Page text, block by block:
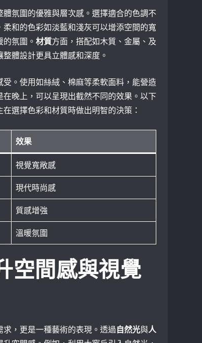
氛圍的優雅與層次感。選擇適合的色調不
和的色彩如淡藍和淺灰可以增添空間的寬
氛圍。 材質方面，搭配如木質、金屬、及
體設計更具立體感和深度。
。使用如絲絨、棉麻等柔軟面料，能營造
晚上，可以呈現出截然不同的效果。以下
選擇色彩和材質時做出明智的決策：
效果
視覺寬敞感
現代時尚感
質感增強
溫暖氛圍
空間感與視覺
，更是一種藝術的表現。透過自然光與人